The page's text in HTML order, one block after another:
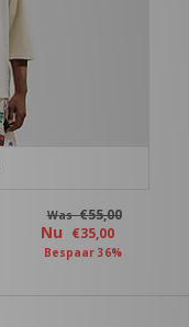
Was€55,00
Nu €35,00
Bespaar 36%